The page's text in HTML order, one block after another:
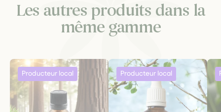
Les autres produits dans la
même gamme